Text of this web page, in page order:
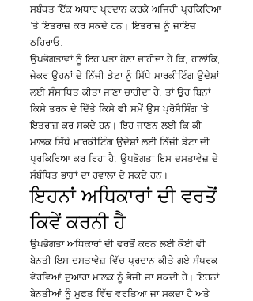
ਸਬੰਧਤ ਇੱਕ ਅਧਾਰ ਪ੍ਰਦਾਨ ਕਰਕੇ ਅਜਿਹੀ ਪ੍ਰਕਿਰਿਆ
'ਤੇ ਇਤਰਾਜ਼ ਕਰ ਸਕਦੇ ਹਨ। ਇਤਰਾਜ਼ ਨੂੰ ਜਾਇਜ਼
ਠਹਿਰਾਓ.
ਉਪਭੋਗਤਾਵਾਂ ਨੂੰ ਇਹ ਪਤਾ ਹੋਣਾ ਚਾਹੀਦਾ ਹੈ ਕਿ, ਹਾਲਾਂਕਿ,
ਜੇਕਰ ਉਹਨਾਂ ਦੇ ਨਿੱਜੀ ਡੇਟਾ ਨੂੰ ਸਿੱਧੇ ਮਾਰਕੀਟਿੰਗ ਉਦੇਸ਼ਾਂ
ਲਈ ਸੰਸਾਧਿਤ ਕੀਤਾ ਜਾਣਾ ਚਾਹੀਦਾ ਹੈ, ਤਾਂ ਉਹ ਬਿਨਾਂ
ਕਿਸੇ ਤਰਕ ਦੇ ਦਿੱਤੇ ਕਿਸੇ ਵੀ ਸਮੇਂ ਉਸ ਪ੍ਰੋਸੈਸਿੰਗ 'ਤੇ
ਇਤਰਾਜ਼ ਕਰ ਸਕਦੇ ਹਨ। ਇਹ ਜਾਣਨ ਲਈ ਕਿ ਕੀ
ਮਾਲਕ ਸਿੱਧੇ ਮਾਰਕੀਟਿੰਗ ਉਦੇਸ਼ਾਂ ਲਈ ਨਿੱਜੀ ਡੇਟਾ ਦੀ
ਪ੍ਰਕਿਰਿਆ ਕਰ ਰਿਹਾ ਹੈ, ਉਪਭੋਗਤਾ ਇਸ ਦਸਤਾਵੇਜ਼ ਦੇ
ਸੰਬੰਧਿਤ ਭਾਗਾਂ ਦਾ ਹਵਾਲਾ ਦੇ ਸਕਦੇ ਹਨ।
ਇਹਨਾਂ ਅਧਿਕਾਰਾਂ ਦੀ ਵਰਤੋਂ
ਕਿਵੇਂ ਕਰਨੀ ਹੈ
ਉਪਭੋਗਤਾ ਅਧਿਕਾਰਾਂ ਦੀ ਵਰਤੋਂ ਕਰਨ ਲਈ ਕੋਈ ਵੀ
ਬੇਨਤੀ ਇਸ ਦਸਤਾਵੇਜ਼ ਵਿੱਚ ਪ੍ਰਦਾਨ ਕੀਤੇ ਗਏ ਸੰਪਰਕ
ਵੇਰਵਿਆਂ ਦੁਆਰਾ ਮਾਲਕ ਨੂੰ ਭੇਜੀ ਜਾ ਸਕਦੀ ਹੈ। ਇਹਨਾਂ
ਬੇਨਤੀਆਂ ਨੂੰ ਮੁਫ਼ਤ ਵਿੱਚ ਵਰਤਿਆ ਜਾ ਸਕਦਾ ਹੈ ਅਤੇ